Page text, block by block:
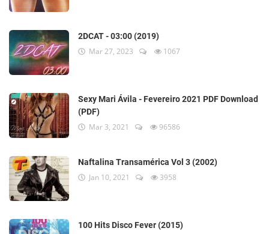
2DCAT - 03:00 (2019)
Mar 27, 2023 1067
Sexy Mari Ávila - Fevereiro 2021 PDF Download
(PDF)
Mar 3, 2021 96586
Naftalina Transamérica Vol 3 (2002)
Jan 10, 2021 3958
100 Hits Disco Fever (2015)